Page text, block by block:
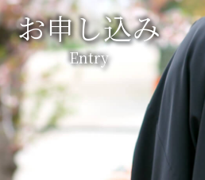
お申し込み
Entry